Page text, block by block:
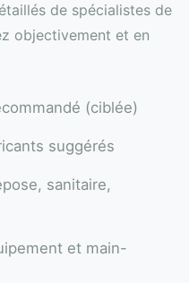
de spécialistes de
objectivement et en
(ciblée)
suggérés
sanitaire,
et main-